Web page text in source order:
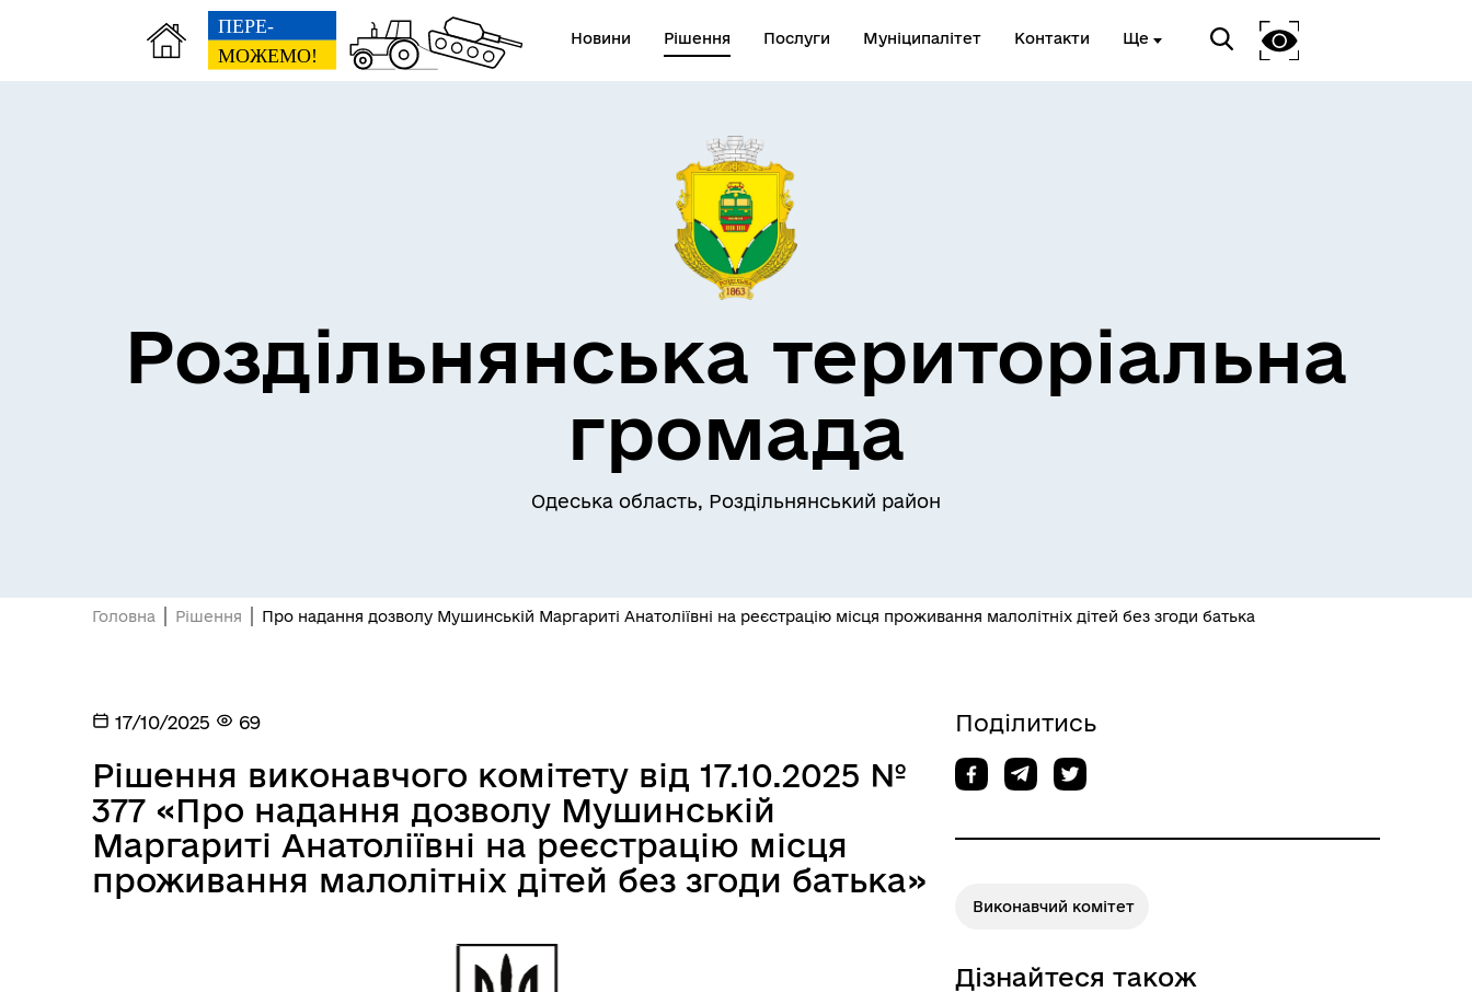
Новини Рішення Послуги Муніципалітет Контакти Ще
Засідання постійних комісій Цивільний захист населення
Рада безбар’єрності
Пам’яті військових громади
Квитки на потяг для
військовослужбовців та їх
Розклад пасажирських потягів
Роздільна
Роздільнянська територіальна
громада
Одеська область, Роздільнянський район
Головна Рішення Про надання дозволу Мушинській Маргариті Анатоліївні на реєстрацію місця проживання малолітніх дітей без згоди батька
17/10/2025 69
Рішення виконавчого комітету від 17.10.2025 №
377 «Про надання дозволу Мушинській
Маргариті Анатоліївні на реєстрацію місця
проживання малолітніх дітей без згоди батька»
Поділитись
Виконавчий комітет
Дізнайтеся також